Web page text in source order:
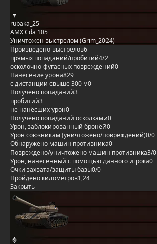
rubaka_25
AMX Cda 105
Уничтожен выстрелом (Grim_2024)
Произведено выстрелов6
прямых попаданий/пробитий4/2
осколочно-фугасных повреждений0
Нанесение урона829
с дистанции свыше 300 м0
Получено попаданий3
пробитий3
не нанёсших урон0
Получено попаданий осколками0
Урон, заблокированный бронёй0
Урон союзникам (уничтожено/повреждений)0/0
Обнаружено машин противника0
Повреждено/уничтожено машин противника3/0
Урон, нанесённый с помощью данного игрока0
Очки захвата/защиты базы0/0
Пройдено километров1,24
Закрыть